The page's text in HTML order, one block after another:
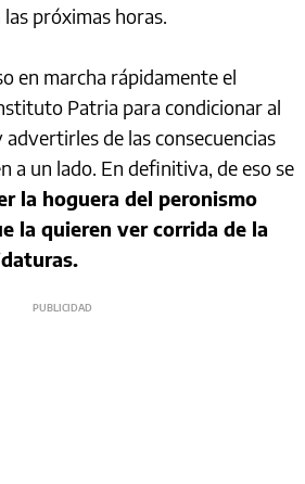
las próximas horas.
en marcha rápidamente el
Patria para condicionar al
advertirles de las consecuencias
a un lado. En definitiva, de eso se
la hoguera del peronismo
la quieren ver corrida de la